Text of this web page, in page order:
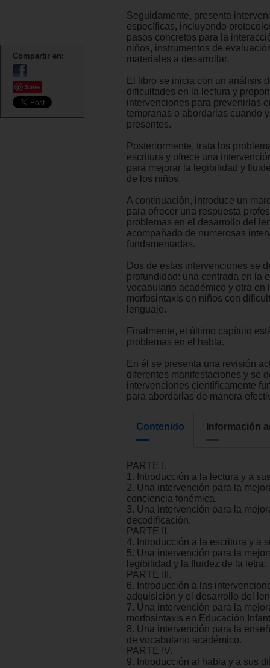
Compartir en:
Save
Seguidamente, presenta
específicas, incluyendo
pasos concretos para la
niños, instrumentos de
materiales a desarrollar.
El libro se inicia con un análisis
dificultades en la lectura y
intervenciones para prevenirlas
tempranas o abordarlas cuando
presentes.
Posteriormente, trata los
escritura y ofrece una
para mejorar la legibilidad y
de los niños.
A continuación, introduce un
para ofrecer una respuesta
problemas en el desarrollo del
acompañado de numerosas
fundamentadas.
Dos de estas intervenciones se
profundidad: una centrada en la
vocabulario académico y otra en
morfosintaxis en niños con
lenguaje.
Finalmente, el último capítulo
problemas en el habla.
En él se presenta una revisión
diferentes manifestaciones y se
intervenciones científicamente
para abordarlas de manera
Contenido Información
PARTE I.
1. Introducción a la lectura y a
2. Una intervención para la
conciencia fonémica.
3. Una intervención para la
decodificación.
PARTE II.
4. Introducción a la escritura y a
5. Una intervención para la
legibilidad y la fluidez de la letra.
PARTE III.
6. Introducción a las
adquisición y el desarrollo del
7. Una intervención para la
morfosintaxis en Educación
8. Una intervención para la
de vocabulario académico.
PARTE IV.
9. Introducción al habla y a sus